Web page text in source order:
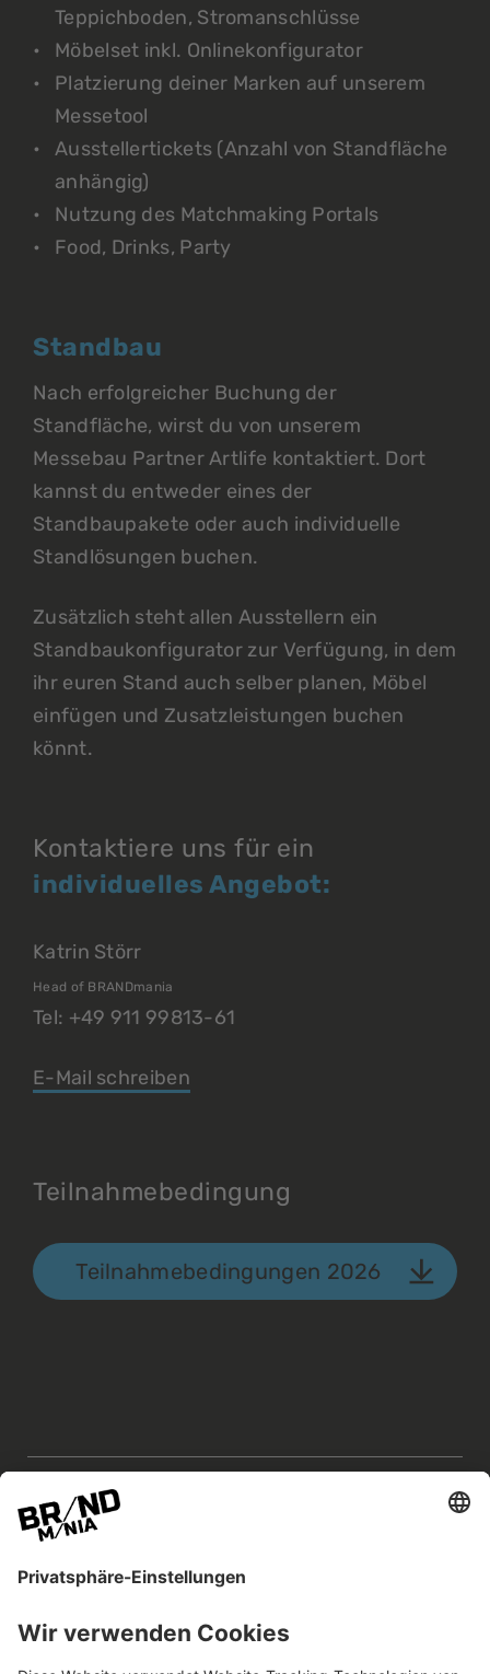
Teppichboden, Stromanschlüsse
Möbelset inkl. Onlinekonfigurator
Platzierung deiner Marken auf unserem
Messetool
Ausstellertickets (Anzahl von Standfläche
anhängig)
Nutzung des Matchmaking Portals
Food, Drinks, Party
Standbau
Nach erfolgreicher Buchung der
Standfläche, wirst du von unserem
Messebau Partner Artlife kontaktiert. Dort
kannst du entweder eines der
Standbaupakete oder auch individuelle
Standlösungen buchen.
Zusätzlich steht allen Ausstellern ein
Standbaukonfigurator zur Verfügung, in dem
ihr euren Stand auch selber planen, Möbel
einfügen und Zusatzleistungen buchen
könnt.
Kontaktiere uns für ein
individuelles Angebot:
Katrin Störr
Head of BRANDmania
Tel: +49 911 99813-61
E-Mail schreiben
Teilnahmebedingung
Teilnahmebedingungen 2026
BRANDmania –
ein Ort, an dem Chancen
Die BRANDmania verbindet Marken aller Art.